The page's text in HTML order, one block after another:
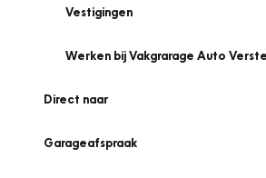
Vestigingen
Werken bij Vakgrarage Auto
Direct naar
Garageafspraak